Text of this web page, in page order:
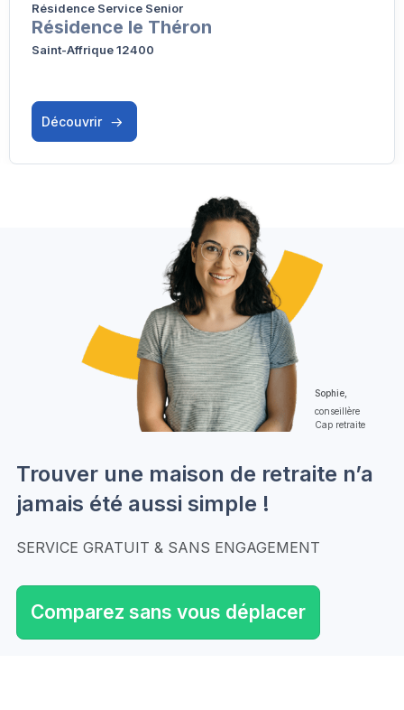
Résidence Service Senior
Résidence le Théron
Saint-Affrique 12400
Découvrir
Sophie,
conseillère
Cap retraite
Trouver une maison de retraite n’a
jamais été aussi simple !
SERVICE GRATUIT & SANS ENGAGEMENT
Comparez sans vous déplacer